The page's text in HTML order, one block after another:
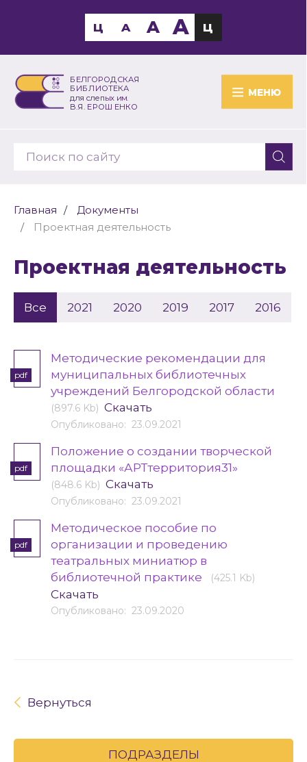
БЕЛГОРОДСКАЯ
БИБЛИОТЕКА
для слепых им.
В.Я. ЕРОШЕНКО
МЕНЮ
Ц A A A Ц
Главная
Документы
Проектная деятельность
Проектная деятельность
Все 2021 2020 2019 2017 2016
pdf
Методические рекомендации для
муниципальных библиотечных
учреждений Белгородской области
(897.6 Kb) Скачать
Опубликовано: 23.09.2021
pdf
Положение о создании творческой
площадки «АРТтерритория31»
(848.6 Kb) Скачать
Опубликовано: 23.09.2021
pdf
Методическое пособие по
организации и проведению
театральных миниатюр в
библиотечной практике
(425.1 Kb)
Скачать
Опубликовано: 23.09.2020
Вернуться
ПОДРАЗДЕЛЫ